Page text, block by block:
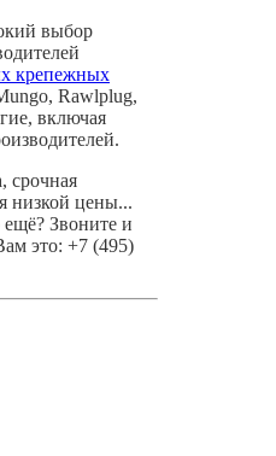
выбор
крепежных
Rawlplug,
включая
срочная
низкой цены...
Звоните и
это: +7 (495)